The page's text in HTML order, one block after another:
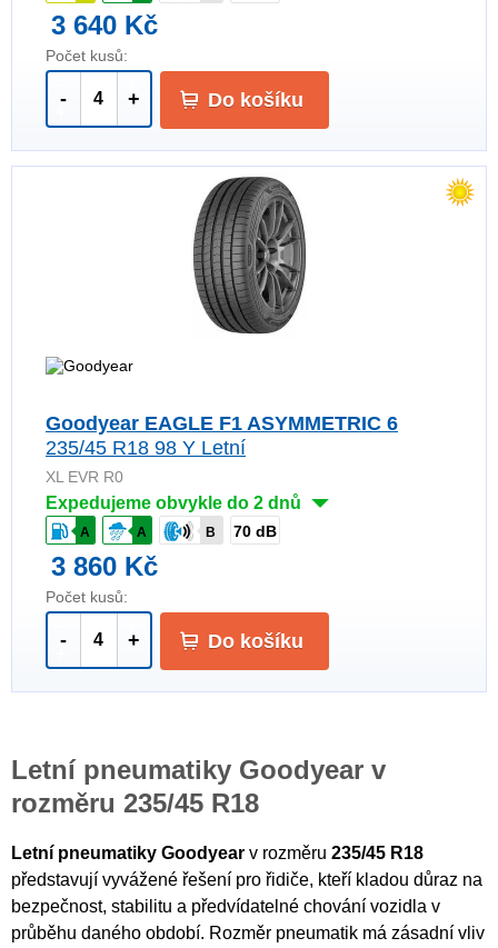
3 640 Kč
Počet kusů:
- + Do košíku
Goodyear EAGLE F1 ASYMMETRIC 6
235/45 R18 98 Y Letní
XL EVR R0
Expedujeme obvykle do 2 dnů
A A B 70 dB
3 860 Kč
Počet kusů:
- + Do košíku
Letní pneumatiky Goodyear v
rozměru 235/45 R18
Letní pneumatiky Goodyear v rozměru 235/45 R18
představují vyvážené řešení pro řidiče, kteří kladou důraz na
bezpečnost, stabilitu a předvídatelné chování vozidla v
průběhu daného období. Rozměr pneumatik má zásadní vliv